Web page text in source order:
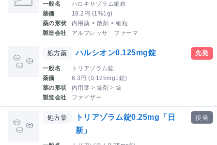
一般名
ハロキサゾラム細粒
薬価
18.2円 (1%1g)
薬の形状
内用薬 > 散剤 > 細粒
製造会社
アルフレッサ ファーマ
処方薬 ハルシオン0.125mg錠
一般名
トリアゾラム錠
薬価
6.3円 (0.125mg1錠)
薬の形状
内用薬 > 錠剤 > 錠
製造会社
ファイザー
先発
処方薬
トリアゾラム錠0.25mg「日
新」
後発